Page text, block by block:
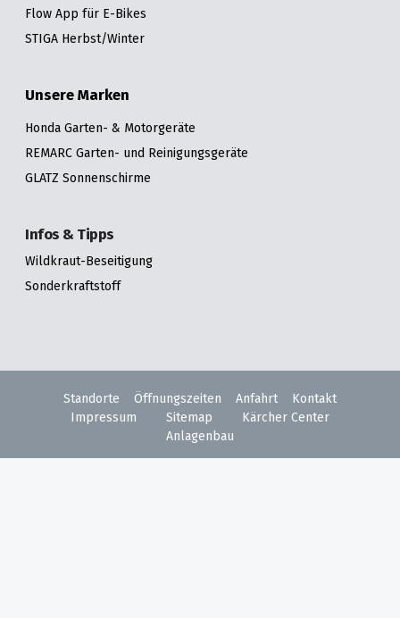
Flow App für E-Bikes
STIGA Herbst/Winter
Unsere Marken
Honda Garten- & Motorgeräte
REMARC Garten- und Reinigungsgeräte
GLATZ Sonnenschirme
Infos & Tipps
Wildkraut-Beseitigung
Sonderkraftstoff
Standorte Öffnungszeiten Anfahrt
Kontakt
Impressum
Sitemap
Kärcher Center
Anlagenbau